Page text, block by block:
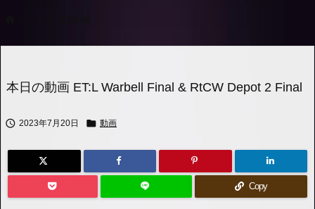
次へ
検索
本日の動画 ET:L Warbell Final & RtCW Depot 2 Final
 2023年7月20日  動画
Copy